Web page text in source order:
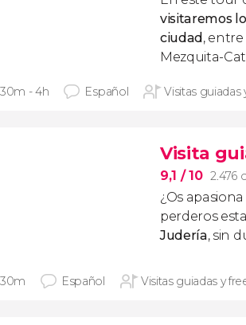
visitaremos
ciudad,
Mezquita-
- 4h Español Visitas guiadas
Visita
9,1 / 10 2.476
¿Os
perderos esta
Judería, sin
Español Visitas guiadas y